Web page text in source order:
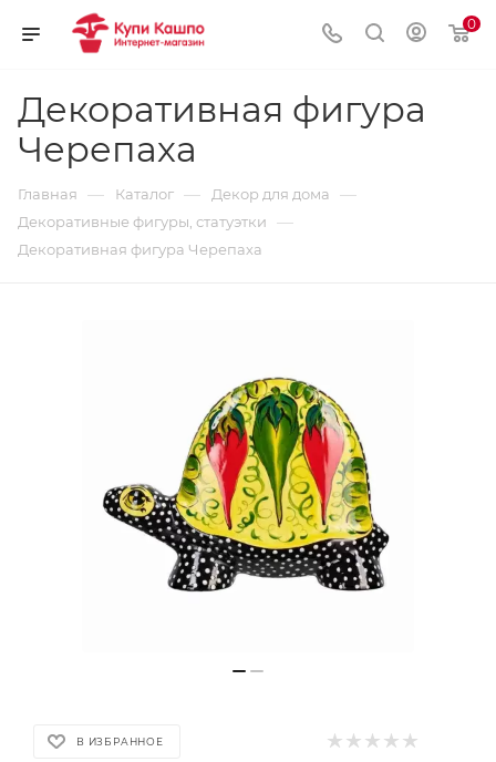
0
Декоративная фигура
Черепаха
Главная — Каталог — Декор для дома —
Декоративные фигуры, статуэтки —
Декоративная фигура Черепаха
В ИЗБРАННОЕ